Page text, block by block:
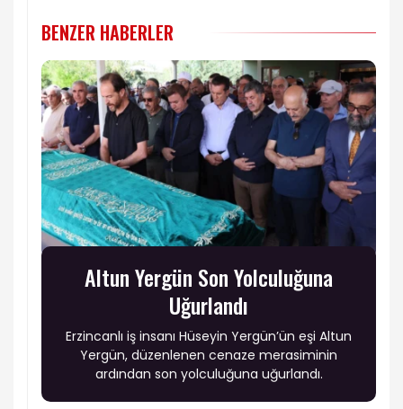
BENZER HABERLER
Altun Yergün Son Yolculuğuna
Uğurlandı
Erzincanlı iş insanı Hüseyin Yergün’ün eşi Altun
Yergün, düzenlenen cenaze merasiminin
ardından son yolculuğuna uğurlandı.